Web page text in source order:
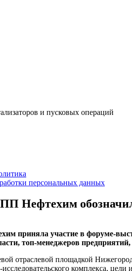
и пусковых операций
персональных данных
Нефтехим
приняла участие в форуме-
топ-менеджеров
отраслевой площадкой
комплекса,